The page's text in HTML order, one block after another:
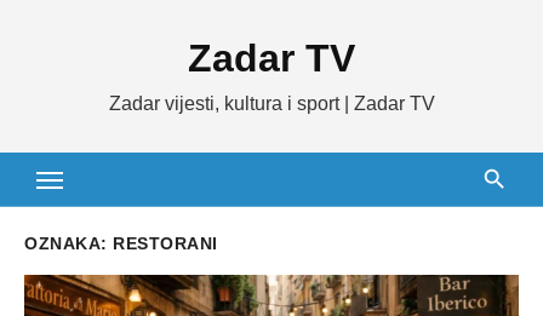
Zadar TV
Zadar vijesti, kultura i sport | Zadar TV
OZNAKA: RESTORANI